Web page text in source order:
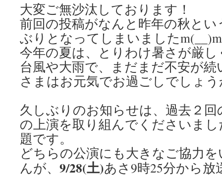
大変ご無沙汰しております！
前回の投稿がなんと昨年の秋と
ぶりとなってしまいましたm(__)m
今年の夏は、とりわけ暑さが厳
台風や大雨で、まだまだ不安が
さまはお元気でお過ごしでしょ
久しぶりのお知らせは、過去２回
の上演を取り組んでくださいまし
題です。
どちらの公演にも大きなご協力
んが、 9/28(土)あさ9時25分から放